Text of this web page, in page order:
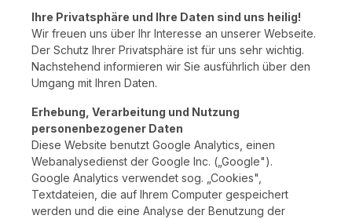
Ihre Privatsphäre und Ihre Daten sind uns heilig!
Wir freuen uns über Ihr Interesse an unserer Webseite.
Der Schutz Ihrer Privatsphäre ist für uns sehr wichtig.
Nachstehend informieren wir Sie ausführlich über den
Umgang mit Ihren Daten.
Erhebung, Verarbeitung und Nutzung
personenbezogener Daten
Diese Website benutzt Google Analytics, einen
Webanalysedienst der Google Inc. („Google").
Google Analytics verwendet sog. „Cookies",
Textdateien, die auf Ihrem Computer gespeichert
werden und die eine Analyse der Benutzung der